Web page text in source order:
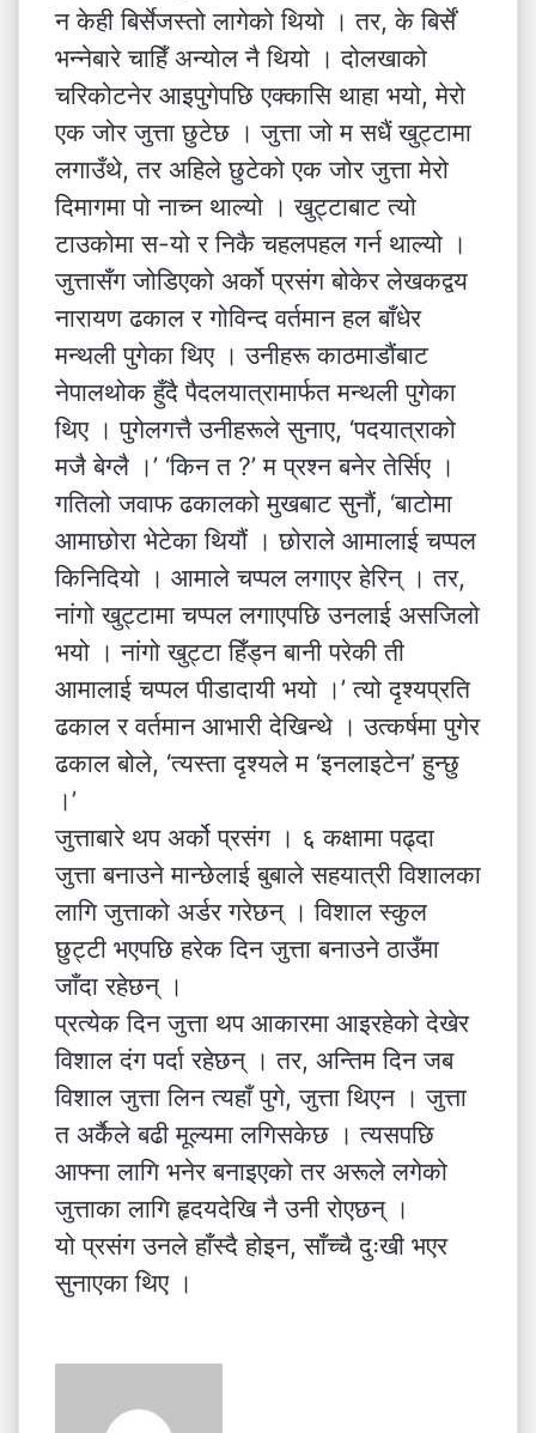
न केही बिर्सेजस्तो लागेको थियो । तर, के बिर्सें
भन्नेबारे चाहिँ अन्योल नै थियो । दोलखाको
चरिकोटनेर आइपुगेपछि एक्कासि थाहा भयो, मेरो
एक जोर जुत्ता छुटेछ । जुत्ता जो म सधैं खुट्टामा
लगाउँथे, तर अहिले छुटेको एक जोर जुत्ता मेरो
दिमागमा पो नाच्न थाल्यो । खुट्टाबाट त्यो
टाउकोमा स-यो र निकै चहलपहल गर्न थाल्यो ।
जुत्तासँग जोडिएको अर्को प्रसंग बोकेर लेखकद्वय
नारायण ढकाल र गोविन्द वर्तमान हल बाँधेर
मन्थली पुगेका थिए । उनीहरू काठमाडौंबाट
नेपालथोक हुँदै पैदलयात्रामार्फत मन्थली पुगेका
थिए । पुगेलगत्तै उनीहरूले सुनाए, ‘पदयात्राको
मजै बेग्लै ।’ ‘किन त ?’ म प्रश्न बनेर तेर्सिए ।
गतिलो जवाफ ढकालको मुखबाट सुनौं, ‘बाटोमा
आमाछोरा भेटेका थियौं । छोराले आमालाई चप्पल
किनिदियो । आमाले चप्पल लगाएर हेरिन् । तर,
नांगो खुट्टामा चप्पल लगाएपछि उनलाई असजिलो
भयो । नांगो खुट्टा हिँड्न बानी परेकी ती
आमालाई चप्पल पीडादायी भयो ।’ त्यो दृश्यप्रति
ढकाल र वर्तमान आभारी देखिन्थे । उत्कर्षमा पुगेर
ढकाल बोले, ‘त्यस्ता दृश्यले म ‘इनलाइटेन’ हुन्छु
।’
जुत्ताबारे थप अर्को प्रसंग । ६ कक्षामा पढ्दा
जुत्ता बनाउने मान्छेलाई बुबाले सहयात्री विशालका
लागि जुत्ताको अर्डर गरेछन् । विशाल स्कुल
छुट्टी भएपछि हरेक दिन जुत्ता बनाउने ठाउँमा
जाँदा रहेछन् ।
प्रत्येक दिन जुत्ता थप आकारमा आइरहेको देखेर
विशाल दंग पर्दा रहेछन् । तर, अन्तिम दिन जब
विशाल जुत्ता लिन त्यहाँ पुगे, जुत्ता थिएन । जुत्ता
त अर्कैले बढी मूल्यमा लगिसकेछ । त्यसपछि
आफ्ना लागि भनेर बनाइएको तर अरूले लगेको
जुत्ताका लागि हृदयदेखि नै उनी रोएछन् ।
यो प्रसंग उनले हाँस्दै होइन, साँच्चै दुःखी भएर
सुनाएका थिए ।